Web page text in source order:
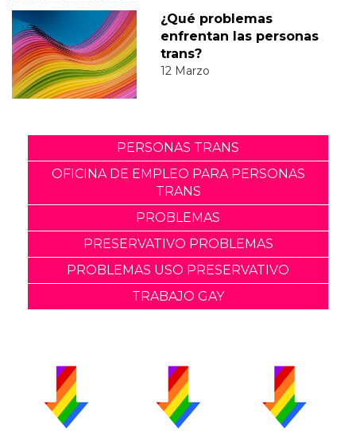
¿Qué problemas
enfrentan las personas
trans?
12 Marzo
PERSONAS TRANS
OFICINA DE EMPLEO PARA PERSONAS
TRANS
PROBLEMAS
PRESERVATIVO PROBLEMAS
PROBLEMAS USO PRESERVATIVO
TRABAJO GAY